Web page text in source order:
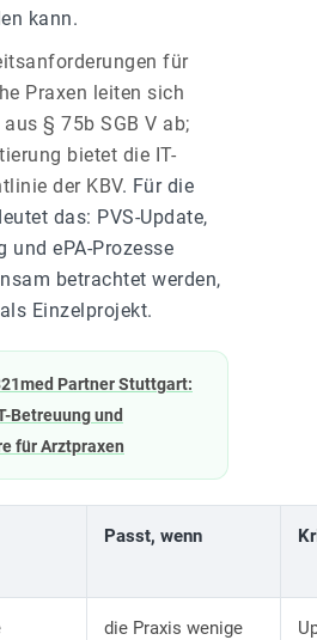
kann.
für
Praxen leiten sich
§ 75b SGB V ab;
bietet die IT-
der KBV. Für die
das: PVS-Update,
und ePA-Prozesse
betrachtet werden,
Einzelprojekt.
Partner Stuttgart:
Betreuung und
für Arztpraxen
Passt, wenn
die Praxis wenige